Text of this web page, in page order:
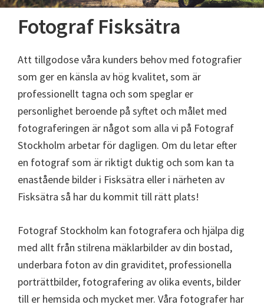
Fotograf Fisksätra
Att tillgodose våra kunders behov med fotografier
som ger en känsla av hög kvalitet, som är
professionellt tagna och som speglar er
personlighet beroende på syftet och målet med
fotograferingen är något som alla vi på Fotograf
Stockholm arbetar för dagligen. Om du letar efter
en fotograf som är riktigt duktig och som kan ta
enastående bilder i Fisksätra eller i närheten av
Fisksätra så har du kommit till rätt plats!
Fotograf Stockholm kan fotografera och hjälpa dig
med allt från stilrena mäklarbilder av din bostad,
underbara foton av din graviditet, professionella
porträttbilder, fotografering av olika events, bilder
till er hemsida och mycket mer. Våra fotografer har